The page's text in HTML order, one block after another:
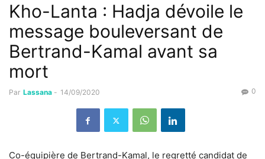
Kho-Lanta : Hadja dévoile le
message bouleversant de
Bertrand-Kamal avant sa
mort
Par Lassana - 14/09/2020 0
Co-équipière de Bertrand-Kamal, le regretté candidat de